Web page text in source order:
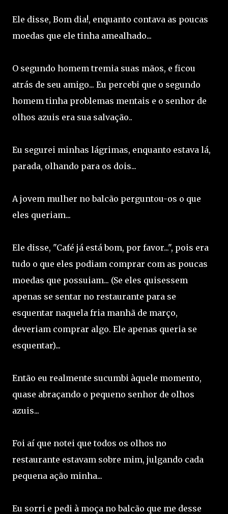
Ele disse, Bom dia!, enquanto contava as poucas
moedas que ele tinha amealhado...
O segundo homem tremia suas mãos, e ficou
atrás de seu amigo... Eu percebi que o segundo
homem tinha problemas mentais e o senhor de
olhos azuis era sua salvação..
Eu segurei minhas lágrimas, enquanto estava lá,
parada, olhando para os dois...
A jovem mulher no balcão perguntou-os o que
eles queriam...
Ele disse, "Café já está bom, por favor...", pois era
tudo o que eles podiam comprar com as poucas
moedas que possuiam... (Se eles quisessem
apenas se sentar no restaurante para se
esquentar naquela fria manhã de março,
deveriam comprar algo. Ele apenas queria se
esquentar)...
Então eu realmente sucumbi àquele momento,
quase abraçando o pequeno senhor de olhos
azuis...
Foi aí que notei que todos os olhos no
restaurante estavam sobre mim, julgando cada
pequena ação minha...
Eu sorri e pedi à moça no balcão que me desse